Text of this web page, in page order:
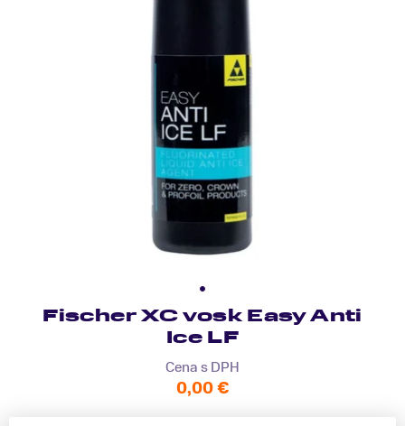
Fischer XC vosk Easy Anti
Ice LF
Cena s DPH
0,00 €